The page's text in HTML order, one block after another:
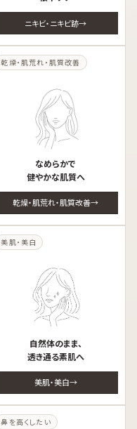
ニキビ・ニキビ跡
乾燥・肌荒れ・肌質改善
なめらかで
健やかな肌質へ
乾燥・肌荒れ・肌質改善
美肌・美白
自然体のまま、
透き通る素肌へ
美肌・美白
鼻を高くしたい